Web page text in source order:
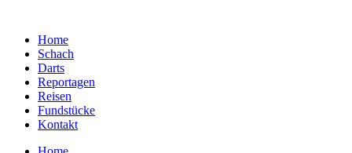
Home
Schach
Darts
Reportagen
Reisen
Fundstücke
Kontakt